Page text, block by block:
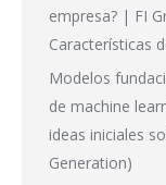
empresa? | FI
Características
Modelos
de machine
ideas iniciales
Generation)